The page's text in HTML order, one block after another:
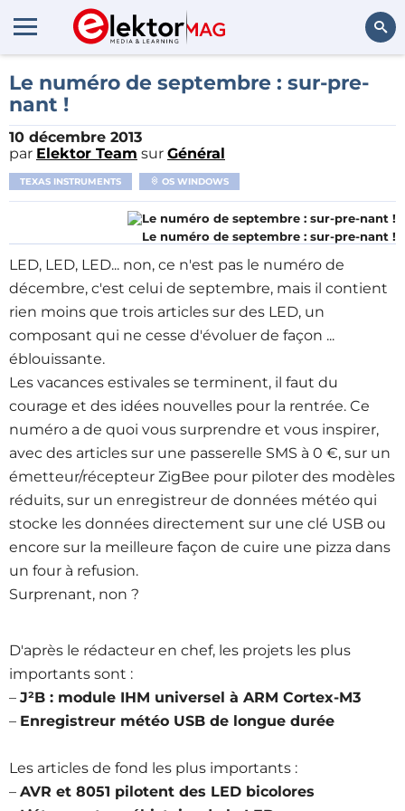
Rechercher
Le numéro de septembre : sur-pre-
nant !
10 décembre 2013
par Elektor Team sur Général
TEXAS INSTRUMENTS OS WINDOWS
Le numéro de septembre : sur-pre-nant !
LED, LED, LED... non, ce n'est pas le numéro de
décembre, c'est celui de septembre, mais il contient
rien moins que trois articles sur des LED, un
composant qui ne cesse d'évoluer de façon ...
éblouissante.
Les vacances estivales se terminent, il faut du
courage et des idées nouvelles pour la rentrée. Ce
numéro a de quoi vous surprendre et vous inspirer,
avec des articles sur une passerelle SMS à 0 €, sur un
émetteur/récepteur ZigBee pour piloter des modèles
réduits, sur un enregistreur de données météo qui
stocke les données directement sur une clé USB ou
encore sur la meilleure façon de cuire une pizza dans
un four à refusion.
Surprenant, non ?
D'après le rédacteur en chef, les projets les plus
importants sont :
– J²B : module IHM universel à ARM Cortex-M3
– Enregistreur météo USB de longue durée
Les articles de fond les plus importants :
– AVR et 8051 pilotent des LED bicolores